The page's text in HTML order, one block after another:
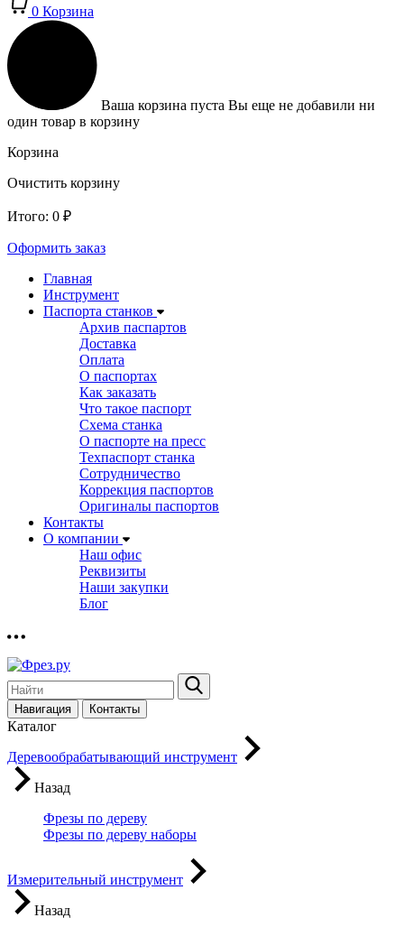
0 Корзина
Ваша корзина пуста Вы еще не добавили ни
один товар в корзину
Корзина
Очистить корзину
Итого: 0 ₽
Оформить заказ
Главная
Инструмент
Паспорта станков
Архив паспартов
Доставка
Оплата
О паспортах
Как заказать
Что такое паспорт
Схема станка
О паспорте на пресс
Техпаспорт станка
Сотрудничество
Коррекция паспортов
Оригиналы паспортов
Контакты
О компании
Наш офис
Реквизиты
Наши закупки
Блог
Навигация Контакты
Каталог
Деревообрабатывающий инструмент
Назад
Фрезы по дереву
Фрезы по дереву наборы
Измерительный инструмент
Назад